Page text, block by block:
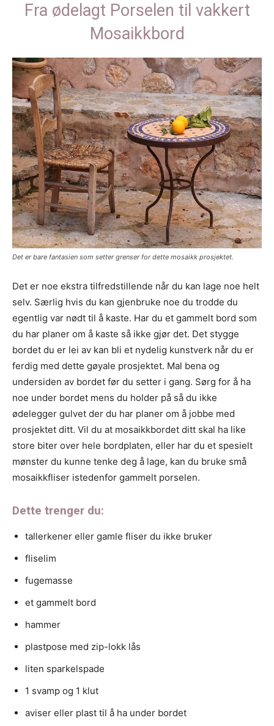
Fra ødelagt Porselen til vakkert
Mosaikkbord
Det er bare fantasien som setter grenser for dette mosaikk prosjektet.
Det er noe ekstra tilfredstillende når du kan lage noe helt
selv. Særlig hvis du kan gjenbruke noe du trodde du
egentlig var nødt til å kaste. Har du et gammelt bord som
du har planer om å kaste så ikke gjør det. Det stygge
bordet du er lei av kan bli et nydelig kunstverk når du er
ferdig med dette gøyale prosjektet. Mal bena og
undersiden av bordet før du setter i gang. Sørg for å ha
noe under bordet mens du holder på så du ikke
ødelegger gulvet der du har planer om å jobbe med
prosjektet ditt. Vil du at mosaikkbordet ditt skal ha like
store biter over hele bordplaten, eller har du et spesielt
mønster du kunne tenke deg å lage, kan du bruke små
mosaikkfliser istedenfor gammelt porselen.
Dette trenger du:
tallerkener eller gamle fliser du ikke bruker
fliselim
fugemasse
et gammelt bord
hammer
plastpose med zip-lokk lås
liten sparkelspade
1 svamp og 1 klut
aviser eller plast til å ha under bordet